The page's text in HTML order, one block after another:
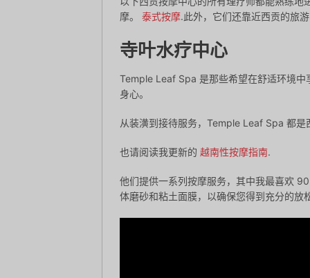
摩。 泰式按摩.此外，它们还靠近西贡的旅
寺叶水疗中心
Temple Leaf Spa 是那些希望在舒适环境
身心。
从装潢到接待服务，Temple Leaf Spa 都
也请阅读我更新的 越南性按摩指南.
他们提供一系列按摩服务，其中我最喜欢
体磨砂和粘土面膜，以确保您得到充分的放